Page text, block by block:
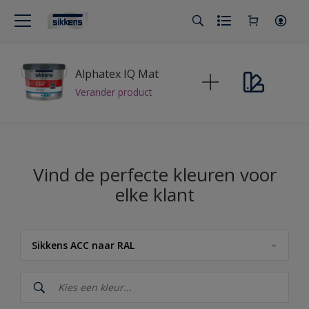
Alphatex IQ Mat
Verander product
Vind de perfecte kleuren voor
elke klant
Sikkens ACC naar RAL
Sikkens